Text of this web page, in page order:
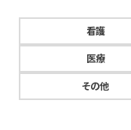
看護
医療
その他